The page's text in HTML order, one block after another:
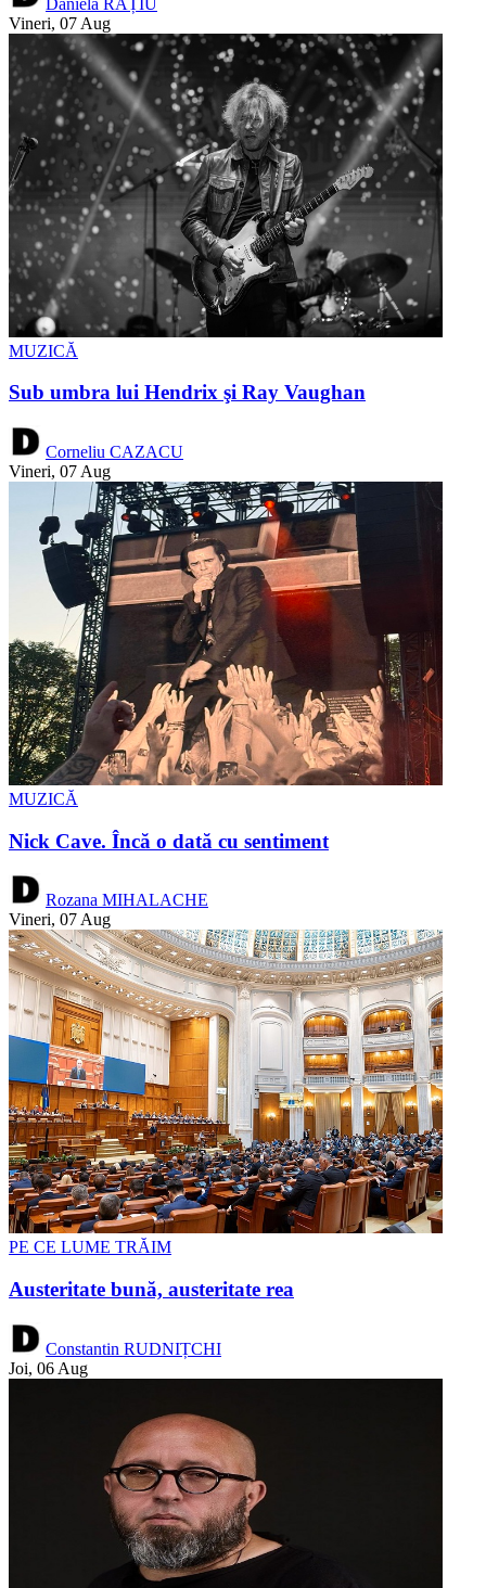
Vineri, 07 Aug
MUZICĂ
Sub umbra lui Hendrix şi Ray Vaughan
Corneliu CAZACU
Vineri, 07 Aug
MUZICĂ
Nick Cave. Încă o dată cu sentiment
Rozana MIHALACHE
Vineri, 07 Aug
PE CE LUME TRĂIM
Austeritate bună, austeritate rea
Constantin RUDNIȚCHI
Joi, 06 Aug